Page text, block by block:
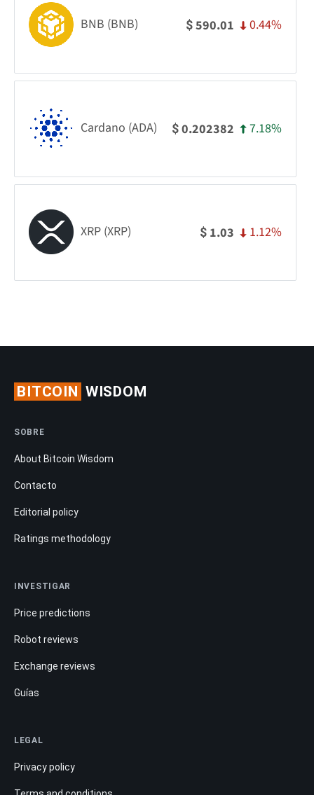
BNB (BNB) $590.01 0.44%
Cardano (ADA) $0.202382 7.18%
XRP (XRP) $ 1.03 1.12%
BITCOIN WISDOM
SOBRE
About Bitcoin Wisdom
Contacto
Editorial policy
Ratings methodology
INVESTIGAR
Price predictions
Robot reviews
Exchange reviews
Guías
LEGAL
Privacy policy